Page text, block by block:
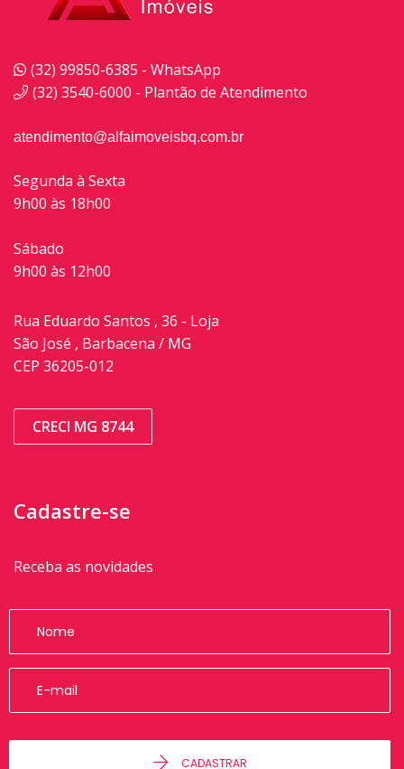
(32) 99850-6385 - WhatsApp
(32) 3540-6000 - Plantão de Atendimento
atendimento@alfaimoveisbq.com.br
Segunda à Sexta
9h00 às 18h00
Sábado
9h00 às 12h00
Rua Eduardo Santos , 36 - Loja
São José , Barbacena / MG
CEP 36205-012
CRECI MG 8744
Cadastre-se
Receba as novidades
CADASTRAR